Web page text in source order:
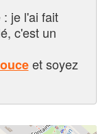
je l'ai fait
c'est un
et soyez